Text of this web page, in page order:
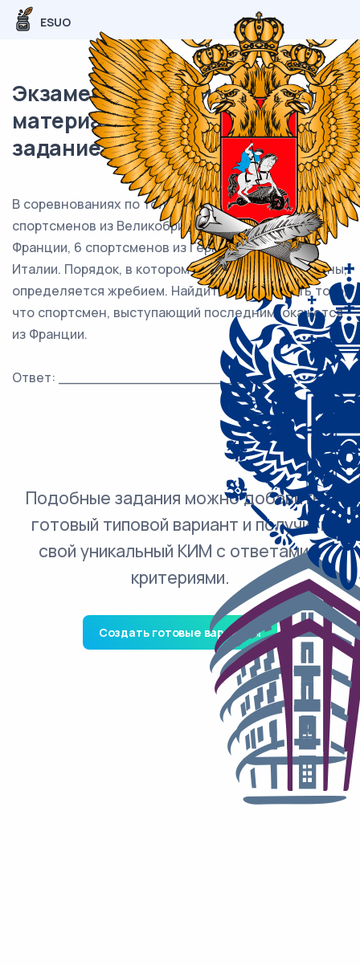
ESUO
Экзаменационный (типовой)
материал ЕГЭ / База / 05
задание (24) / 147
В соревнованиях по толканию ядра участвуют 6
спортсменов из Великобритании, 3 спортсмена из
Франции, 6 спортсменов из Германии и 10 — из
Италии. Порядок, в котором выступают спортсмены,
определяется жребием. Найдите вероятность того,
что спортсмен, выступающий последним, окажется
из Франции.
Ответ: ___________________________.
Подобные задания можно добавить в
готовый типовой вариант и получить
свой уникальный КИМ с ответами и
критериями.
Создать готовые варианты